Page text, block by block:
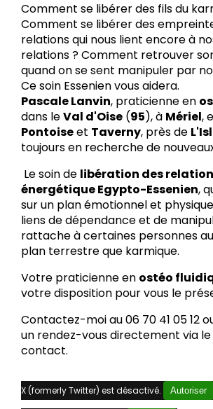
Comment se libérer des fils du
Comment se libérer des
relations qui nous lient encore à
relations ? Comment retrouver
quand on se sent manipuler par
Ce soin Essenien vous aidera.
Pascale Lanvin, praticienne en
dans leVal d'Oise(95), à Mériel,
Pontoiseet Taverny, près de
toujours en recherche de
Le soin de libération des
énergétique Egypto-Essenien,
sur un plan émotionnel et
liens de dépendance et de
rattache à certaines personnes
plan terrestre que karmique.
Votre praticienne en ostéo
votre disposition pour vous le
Contactez-moi au 06 70 41 05 12
un rendez-vous directement via
contact.
X (formerly Twitter) est désactivé. Autoriser